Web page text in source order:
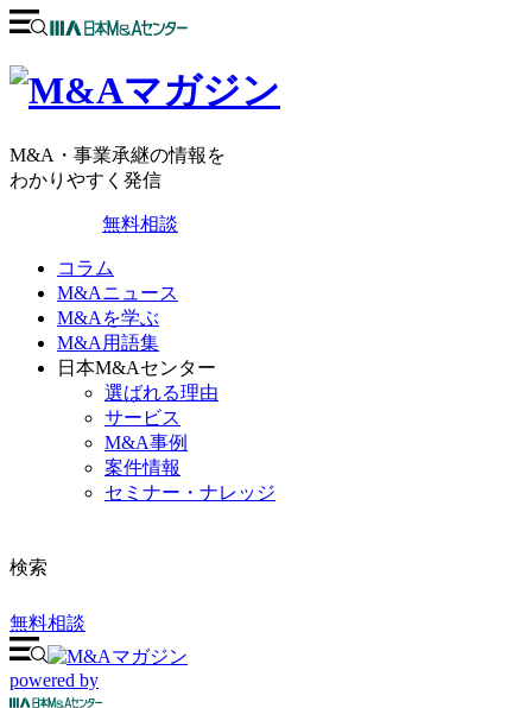
M&A・事業承継の情報を
わかりやすく発信
無料相談
コラム
M&Aニュース
M&Aを学ぶ
M&A用語集
日本M&Aセンター
選ばれる理由
サービス
M&A事例
案件情報
セミナー・ナレッジ
検索
無料相談
powered by